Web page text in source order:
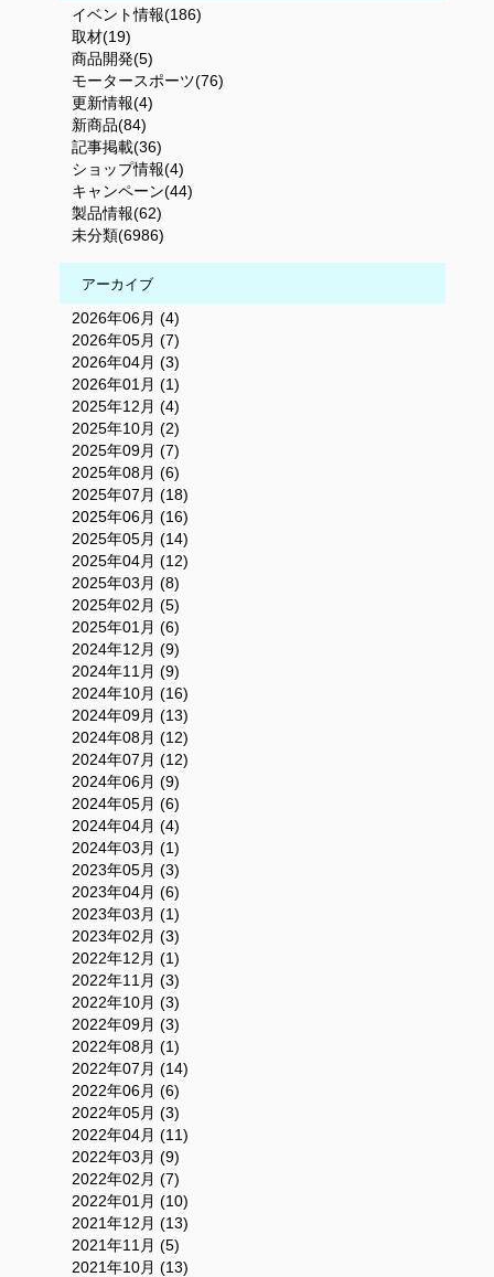
イベント情報(186)
取材(19)
商品開発(5)
モータースポーツ(76)
更新情報(4)
新商品(84)
記事掲載(36)
ショップ情報(4)
キャンペーン(44)
製品情報(62)
未分類(6986)
アーカイブ
2026年06月 (4)
2026年05月 (7)
2026年04月 (3)
2026年01月 (1)
2025年12月 (4)
2025年10月 (2)
2025年09月 (7)
2025年08月 (6)
2025年07月 (18)
2025年06月 (16)
2025年05月 (14)
2025年04月 (12)
2025年03月 (8)
2025年02月 (5)
2025年01月 (6)
2024年12月 (9)
2024年11月 (9)
2024年10月 (16)
2024年09月 (13)
2024年08月 (12)
2024年07月 (12)
2024年06月 (9)
2024年05月 (6)
2024年04月 (4)
2024年03月 (1)
2023年05月 (3)
2023年04月 (6)
2023年03月 (1)
2023年02月 (3)
2022年12月 (1)
2022年11月 (3)
2022年10月 (3)
2022年09月 (3)
2022年08月 (1)
2022年07月 (14)
2022年06月 (6)
2022年05月 (3)
2022年04月 (11)
2022年03月 (9)
2022年02月 (7)
2022年01月 (10)
2021年12月 (13)
2021年11月 (5)
2021年10月 (13)